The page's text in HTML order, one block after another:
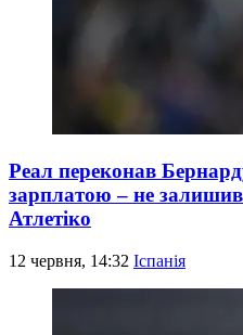
Реал переконав
зарплатою – не
Атлетіко
12 червня, 14:32 Іспанія